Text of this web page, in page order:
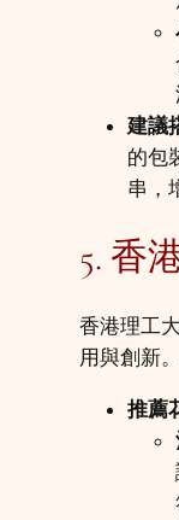
建議
的包
串，
5. 香
香港理工
用與創新
推薦